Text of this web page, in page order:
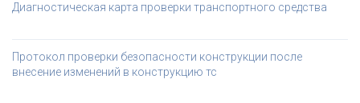
Диагностическая карта проверки транспортного средства
Протокол проверки безопасности конструкции после
внесение изменений в конструкцию тс